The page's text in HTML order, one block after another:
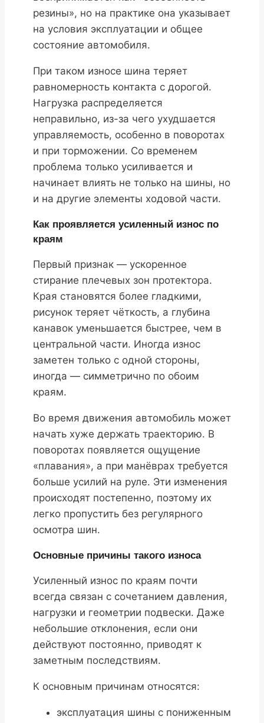
резины», но на практике она указывает
на условия эксплуатации и общее
состояние автомобиля.
При таком износе шина теряет
равномерность контакта с дорогой.
Нагрузка распределяется
неправильно, из-за чего ухудшается
управляемость, особенно в поворотах
и при торможении. Со временем
проблема только усиливается и
начинает влиять не только на шины, но
и на другие элементы ходовой части.
Как проявляется усиленный износ по
краям
Первый признак — ускоренное
стирание плечевых зон протектора.
Края становятся более гладкими,
рисунок теряет чёткость, а глубина
канавок уменьшается быстрее, чем в
центральной части. Иногда износ
заметен только с одной стороны,
иногда — симметрично по обоим
краям.
Во время движения автомобиль может
начать хуже держать траекторию. В
поворотах появляется ощущение
«плавания», а при манёврах требуется
больше усилий на руле. Эти изменения
происходят постепенно, поэтому их
легко пропустить без регулярного
осмотра шин.
Основные причины такого износа
Усиленный износ по краям почти
всегда связан с сочетанием давления,
нагрузки и геометрии подвески. Даже
небольшие отклонения, если они
действуют постоянно, приводят к
заметным последствиям.
К основным причинам относятся:
эксплуатация шины с пониженным